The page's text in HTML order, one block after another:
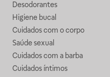
Desodorantes
Higiene bucal
Cuidados com o corpo
Saúde sexual
Cuidados com a barba
Cuidados íntimos